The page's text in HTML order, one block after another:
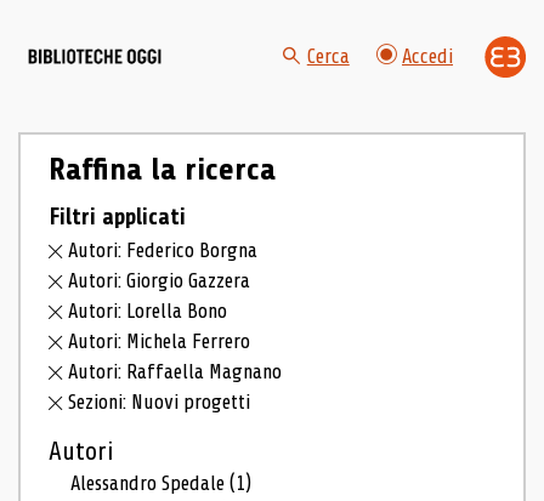
Cerca Accedi
Raffina la ricerca
Filtri applicati
Autori: Federico Borgna
Autori: Giorgio Gazzera
Autori: Lorella Bono
Autori: Michela Ferrero
Autori: Raffaella Magnano
Sezioni: Nuovi progetti
Autori
Alessandro Spedale(1)